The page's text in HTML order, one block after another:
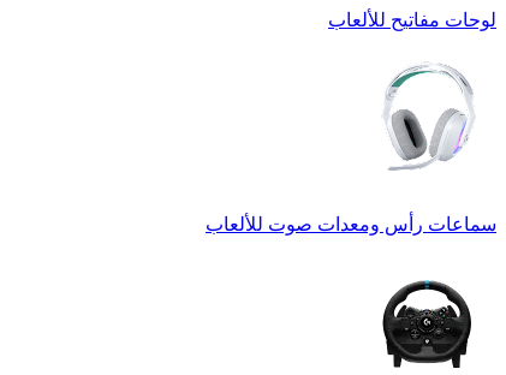
لوحات مفاتيح للألعاب
سماعات رأس ومعدات صوت للألعاب